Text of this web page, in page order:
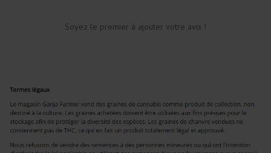
Soyez le premier à ajouter votre avis !